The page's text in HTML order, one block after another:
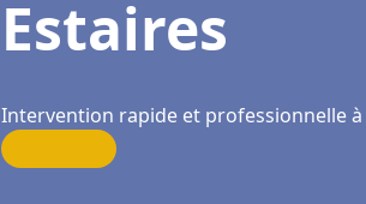
Estaires
Intervention rapide et professionnelle à